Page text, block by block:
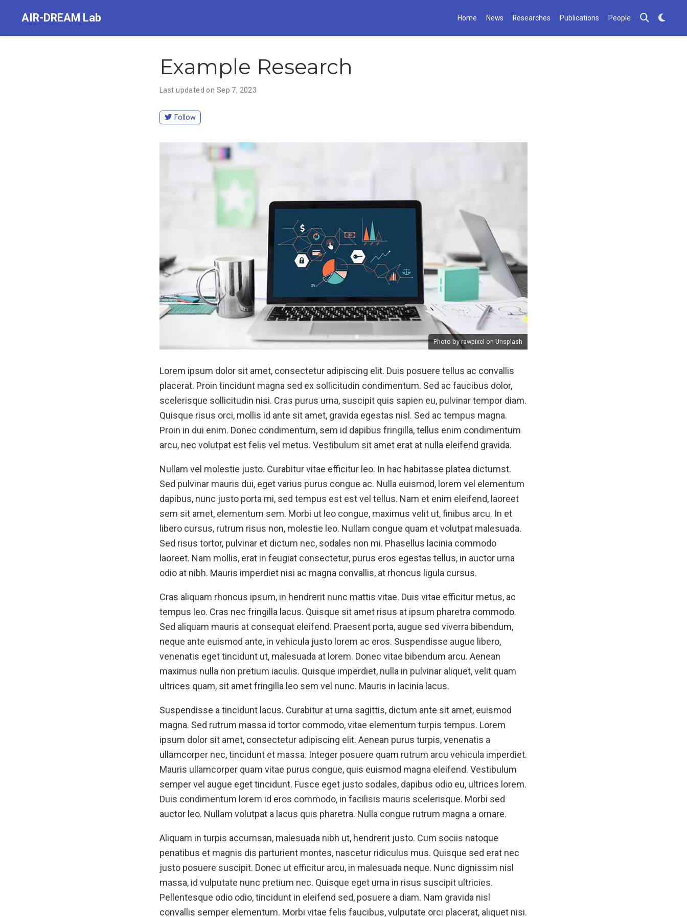
AIR-DREAM Lab Home News Researches Publications People
Example Research
Last updated on Sep 7, 2023
Follow
Photo by rawpixel on Unsplash
Lorem ipsum dolor sit amet, consectetur adipiscing elit. Duis posuere tellus ac convallis
placerat. Proin tincidunt magna sed ex sollicitudin condimentum. Sed ac faucibus dolor,
scelerisque sollicitudin nisi. Cras purus urna, suscipit quis sapien eu, pulvinar tempor diam.
Quisque risus orci, mollis id ante sit amet, gravida egestas nisl. Sed ac tempus magna.
Proin in dui enim. Donec condimentum, sem id dapibus fringilla, tellus enim condimentum
arcu, nec volutpat est felis vel metus. Vestibulum sit amet erat at nulla eleifend gravida.
Nullam vel molestie justo. Curabitur vitae efficitur leo. In hac habitasse platea dictumst.
Sed pulvinar mauris dui, eget varius purus congue ac. Nulla euismod, lorem vel elementum
dapibus, nunc justo porta mi, sed tempus est est vel tellus. Nam et enim eleifend, laoreet
sem sit amet, elementum sem. Morbi ut leo congue, maximus velit ut, finibus arcu. In et
libero cursus, rutrum risus non, molestie leo. Nullam congue quam et volutpat malesuada.
Sed risus tortor, pulvinar et dictum nec, sodales non mi. Phasellus lacinia commodo
laoreet. Nam mollis, erat in feugiat consectetur, purus eros egestas tellus, in auctor urna
odio at nibh. Mauris imperdiet nisi ac magna convallis, at rhoncus ligula cursus.
Cras aliquam rhoncus ipsum, in hendrerit nunc mattis vitae. Duis vitae efficitur metus, ac
tempus leo. Cras nec fringilla lacus. Quisque sit amet risus at ipsum pharetra commodo.
Sed aliquam mauris at consequat eleifend. Praesent porta, augue sed viverra bibendum,
neque ante euismod ante, in vehicula justo lorem ac eros. Suspendisse augue libero,
venenatis eget tincidunt ut, malesuada at lorem. Donec vitae bibendum arcu. Aenean
maximus nulla non pretium iaculis. Quisque imperdiet, nulla in pulvinar aliquet, velit quam
ultrices quam, sit amet fringilla leo sem vel nunc. Mauris in lacinia lacus.
Suspendisse a tincidunt lacus. Curabitur at urna sagittis, dictum ante sit amet, euismod
magna. Sed rutrum massa id tortor commodo, vitae elementum turpis tempus. Lorem
ipsum dolor sit amet, consectetur adipiscing elit. Aenean purus turpis, venenatis a
ullamcorper nec, tincidunt et massa. Integer posuere quam rutrum arcu vehicula imperdiet.
Mauris ullamcorper quam vitae purus congue, quis euismod magna eleifend. Vestibulum
semper vel augue eget tincidunt. Fusce eget justo sodales, dapibus odio eu, ultrices lorem.
Duis condimentum lorem id eros commodo, in facilisis mauris scelerisque. Morbi sed
auctor leo. Nullam volutpat a lacus quis pharetra. Nulla congue rutrum magna a ornare.
Aliquam in turpis accumsan, malesuada nibh ut, hendrerit justo. Cum sociis natoque
penatibus et magnis dis parturient montes, nascetur ridiculus mus. Quisque sed erat nec
justo posuere suscipit. Donec ut efficitur arcu, in malesuada neque. Nunc dignissim nisl
massa, id vulputate nunc pretium nec. Quisque eget urna in risus suscipit ultricies.
Pellentesque odio odio, tincidunt in eleifend sed, posuere a diam. Nam gravida nisl
convallis semper elementum. Morbi vitae felis faucibus, vulputate orci placerat, aliquet nisi.